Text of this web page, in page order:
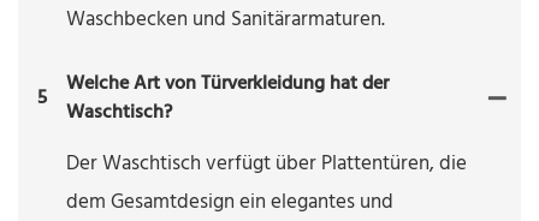
Waschbecken und Sanitärarmaturen.
5
Welche Art von Türverkleidung hat der
Waschtisch?
Der Waschtisch verfügt über Plattentüren, die
dem Gesamtdesign ein elegantes und